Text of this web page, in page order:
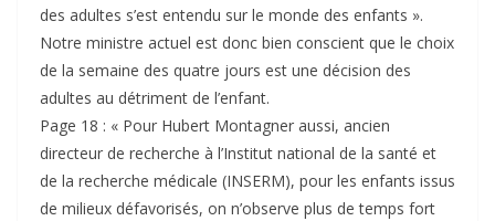
des adultes s’est entendu sur le monde des enfants ».
Notre ministre actuel est donc bien conscient que le choix
de la semaine des quatre jours est une décision des
adultes au détriment de l’enfant.
Page 18 : « Pour Hubert Montagner aussi, ancien
directeur de recherche à l’Institut national de la santé et
de la recherche médicale (INSERM), pour les enfants issus
de milieux défavorisés, on n’observe plus de temps fort